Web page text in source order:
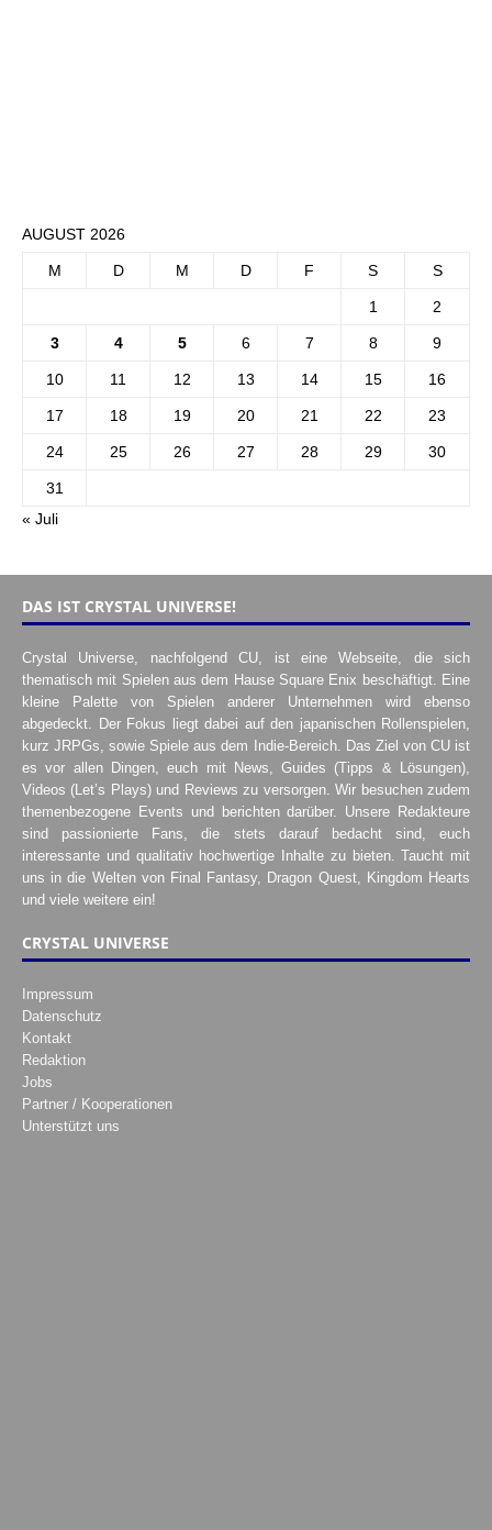
AUGUST 2026
M D M D F S S
1 2
3 4 5 6 7 8 9
10 11 12 13 14 15 16
17 18 19 20 21 22 23
24 25 26 27 28 29 30
31
« Juli
DAS IST CRYSTAL UNIVERSE!
Crystal Universe, nachfolgend CU, ist eine Webseite, die sich
thematisch mit Spielen aus dem Hause Square Enix beschäftigt. Eine
kleine Palette von Spielen anderer Unternehmen wird ebenso
abgedeckt. Der Fokus liegt dabei auf den japanischen Rollenspielen,
kurz JRPGs, sowie Spiele aus dem Indie-Bereich. Das Ziel von CU ist
es vor allen Dingen, euch mit News, Guides (Tipps & Lösungen),
Videos (Let’s Plays) und Reviews zu versorgen. Wir besuchen zudem
themenbezogene Events und berichten darüber. Unsere Redakteure
sind passionierte Fans, die stets darauf bedacht sind, euch
interessante und qualitativ hochwertige Inhalte zu bieten. Taucht mit
uns in die Welten von Final Fantasy, Dragon Quest, Kingdom Hearts
und viele weitere ein!
CRYSTAL UNIVERSE
Impressum
Datenschutz
Kontakt
Redaktion
Jobs
Partner / Kooperationen
Unterstützt uns